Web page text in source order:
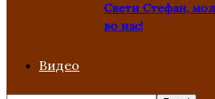
Свети Стефан,
во нас!
Видео